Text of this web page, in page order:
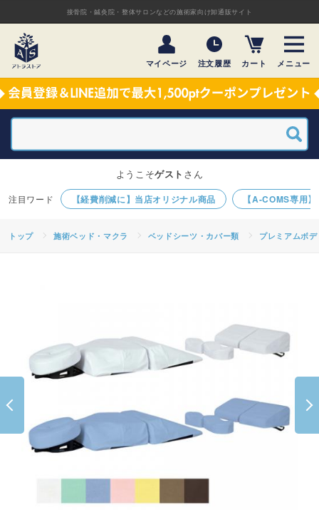
接骨院・鍼灸院・整体サロンなどの施術家向け卸通販サイト
マイページ 注文履歴 カート メニュー
【経費削減に】当店オリジナル商品 【A-COMS専用
ようこそゲスト さん
トップ 施術ベッド・マクラ ベッドシーツ・カバー類 プレミアムボ